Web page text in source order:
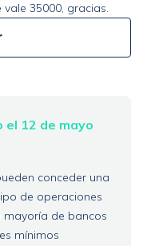
35000, gracias.
12 de mayo
conceder una
de operaciones
mayoría de bancos
mínimos